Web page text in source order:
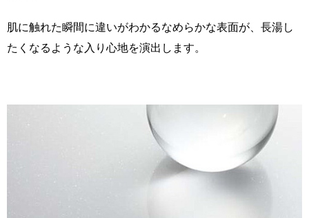
肌に触れた瞬間に違いがわかるなめらかな表面が、長湯し
たくなるような入り心地を演出します。